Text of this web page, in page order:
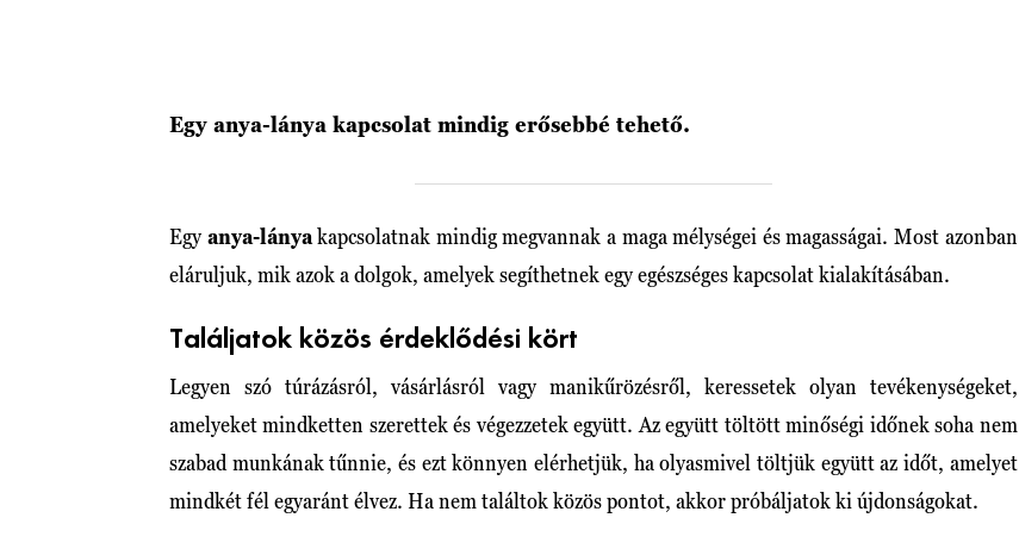
Egy anya-lánya kapcsolat mindig erősebbé tehető.
Egy anya-lányakapcsolatnak mindig megvannak a maga mélységei és magasságai. Most azonban
eláruljuk, mik azok a dolgok, amelyek segíthetnek egy egészséges kapcsolat kialakításában.
Találjatok közös érdeklődési kört
Legyen szó túrázásról, vásárlásról vagy manikűrözésről, keressetek olyan tevékenységeket,
amelyeket mindketten szerettek és végezzetek együtt. Az együtt töltött minőségi időnek soha nem
szabad munkának tűnnie, és ezt könnyen elérhetjük, ha olyasmivel töltjük együtt az időt, amelyet
mindkét fél egyaránt élvez. Ha nem találtok közös pontot, akkor próbáljatok ki újdonságokat.